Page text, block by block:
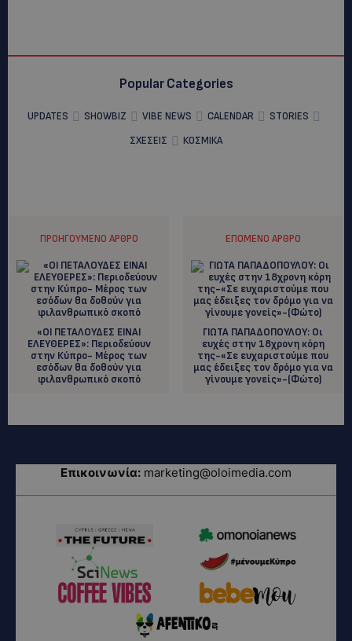
Popular Categories
UPDATES SHOWBIZ VIBE NEWS CALENDAR
STORIES
ΣΧΕΣΕΙΣ
ΚΟΣΜΙΚΑ
ΠΡΟΗΓΟΎΜΕΝΟ ΆΡΘΡΟ
«ΟΙ ΠΕΤΑΛΟΥΔΕΣ ΕΙΝΑΙ
ΕΛΕΥΘΕΡΕΣ»: Περιοδεύουν
στην Κύπρο- Μέρος των
εσόδων θα δοθούν για
φιλανθρωπικό σκοπό
ΕΠΌΜΕΝΟ ΆΡΘΡΟ
ΓΙΩΤΑ ΠΑΠΑΔΟΠΟΥΛΟΥ: Οι
ευχές στην 18χρονη κόρη
της-«Σε ευχαριστούμε που
μας έδειξες τον δρόμο για να
γίνουμε γονείς»-(Φώτο)
Επικοινωνία: marketing@oloimedia.com